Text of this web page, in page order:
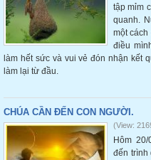
tập mỉm
quanh.
một
điều
làm hết sức và vui vẻ đón nhận kết
làm lại từ đầu.
CHÚA CẦN ĐẾN CON NGƯỜI.
(View:
Hôm
đến trình